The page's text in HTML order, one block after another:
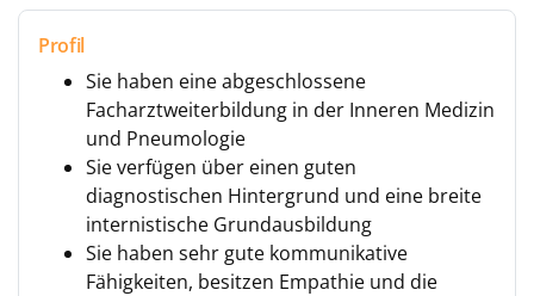
Profil
Sie haben eine abgeschlossene
Facharztweiterbildung in der Inneren Medizin
und Pneumologie
Sie verfügen über einen guten
diagnostischen Hintergrund und eine breite
internistische Grundausbildung
Sie haben sehr gute kommunikative
Fähigkeiten, besitzen Empathie und die